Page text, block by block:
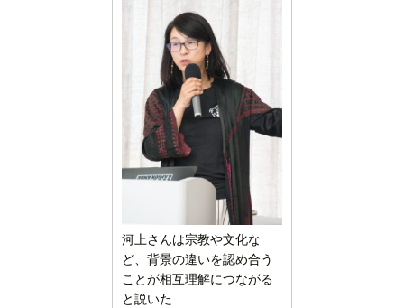
河上さんは宗教や文化な
ど、背景の違いを認め合う
ことが相互理解につながる
と説いた